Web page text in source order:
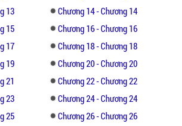
có những giây phút thư giãn
truyện.
13
Chương 14 - Chương 14
15
Chương 16 - Chương 16
17
Chương 18 - Chương 18
19
Chương 20 - Chương 20
21
Chương 22 - Chương 22
23
Chương 24 - Chương 24
25
Chương 26 - Chương 26